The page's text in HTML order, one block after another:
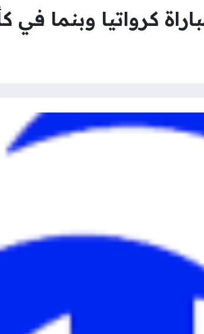
كرواتيا وبنما في كأس